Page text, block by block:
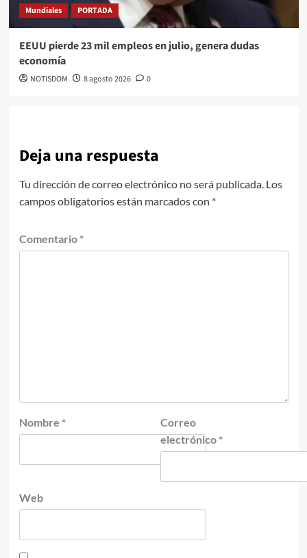
Mundiales PORTADA
EEUU pierde 23 mil empleos en julio, genera dudas
economía
NOTISDOM 8 agosto 2026 0
Deja una respuesta
Tu dirección de correo electrónico no será publicada. Los
campos obligatorios están marcados con *
Comentario *
Nombre *
Correo
electrónico *
Web